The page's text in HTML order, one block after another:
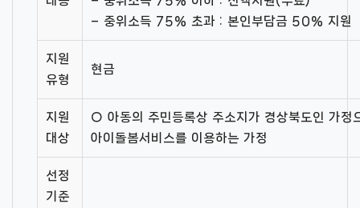
– 중위소득 75% 초과 : 본인부담금 50% 지원
지원
유형
현금
지원
대상
○ 아동의 주민등록상 주소지가 경상북도인 가정
아이돌봄서비스를 이용하는 가정
선정
기준